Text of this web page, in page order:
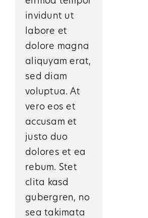
invidunt ut
labore et
dolore magna
aliquyam erat,
sed diam
voluptua. At
vero eos et
accusam et
justo duo
dolores et ea
rebum. Stet
clita kasd
gubergren, no
sea takimata